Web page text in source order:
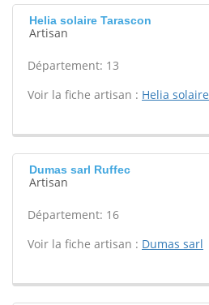
Helia solaire Tarascon
Artisan
Département: 13
Voir la fiche artisan : Helia solaire
Dumas sarl Ruffec
Artisan
Département: 16
Voir la fiche artisan : Dumas sarl